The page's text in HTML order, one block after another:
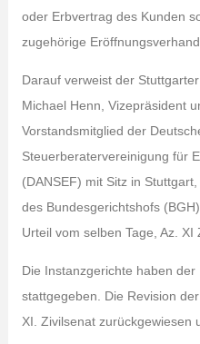
oder Erbvertrag des Kunden
zugehörige
Darauf verweist der
Michael Henn, Vizepräsident
Vorstandsmitglied der
Steuerberatervereinigung für
(DANSEF) mit Sitz in
des Bundesgerichtshofs
Urteil vom selben Tage, Az. XI
Die Instanzgerichte haben der
stattgegeben. Die Revision
XI. Zivilsenat zurückgewiesen